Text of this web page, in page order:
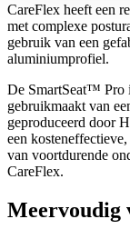
CareFlex heeft een
met complexe
gebruik van een
aluminiumprofiel.
De SmartSeat™ Pro
gebruikmaakt van
geproduceerd door
een
van voortdurende
CareFlex.
Meervoudig